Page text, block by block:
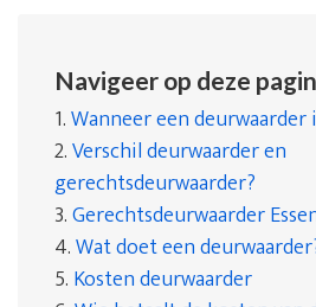
Navigeer op deze
1.Wanneer een deurwaarder
2.Verschil deurwaarder en
gerechtsdeurwaarder?
3.Gerechtsdeurwaarder
4.Wat doet een
5. Kosten deurwaarder